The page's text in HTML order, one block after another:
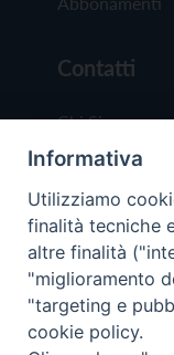
Contatti
Chi Siamo
Redazione
Scrivici
Copyright ©
Informativa
Utilizziamo
finalità tecniche
altre finalità
"miglioramento
"targeting e
cookie policy.